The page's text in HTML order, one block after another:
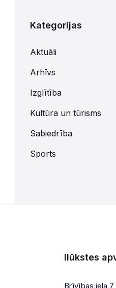
Kategorijas
Aktuāli
Arhīvs
Izglītība
Kultūra un tūrisms
Sabiedrība
Sports
Ilūkstes
Brīvības iela 7,